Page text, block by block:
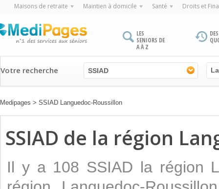
Maisons de retraite Maintien à domicile Santé Droits et
LES
SENIORS DE
A À Z
Votre recherche SSIAD
Medipages > SSIAD Languedoc-Roussillon
SSIAD de la région
Il y a 108 SSIAD la région